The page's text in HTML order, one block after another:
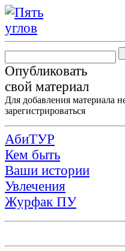
Опубликовать
свой материал
Для добавления материала
зарегистрироваться
АбиТУР
Кем быть
Ваши истории
Увлечения
Журфак ПУ